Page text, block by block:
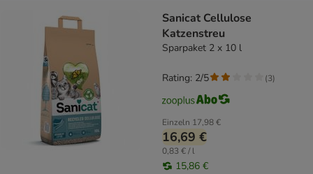
Sanicat Cellulose
Katzenstreu
Sparpaket 2 x 10 l
Einzeln 17,98 €
16,69 €
0,83 € / l
15,86 €
Rating: 2/5 (3)